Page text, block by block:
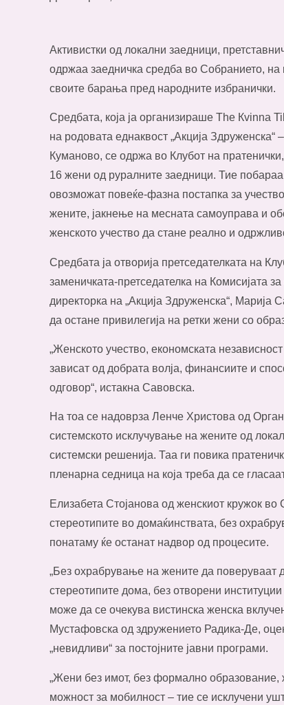
Активистки од локални заедници,
одржаа заедничка средба во Собранието, на
своите барања пред народните избранички.
Средбата, која ја организираше The Кvinna
на родовата еднаквост „Акција Здруженска“
Куманово, се одржа во Клубот на
16 жени од руралните заедници. Тие
овозможат повеќе-фазна постапка за
жените, јакнење на месната самоуправа и
женското учество да стане реално и
Средбата ја отворија претседателката на
заменичката-претседателка на Комисијата
директорка на „Акција Здруженска“,
да остане привилегија на ретки жени со
„Женското учество, економската
зависат од добрата волја, финансиите и
одговор“, истакна Савовска.
На тоа се надоврза Ленче Христова од
системското исклучување на жените од
системски решенија. Таа ги повика
пленарна седница на која треба да се
Елизабета Стојанова од женскиот кружок
стереотипите во домаќинствата, без
понатаму ќе останат надвор од процесите.
„Без охрабрување на жените да поверуваат
стереотипите дома, без отворени
може да се очекува вистинска женска
Мустафовска од здружението Радика-Де,
„невидливи“ за постојните јавни програми.
„Жени без имот, без формално образование,
можност за мобилност – тие се исклучени